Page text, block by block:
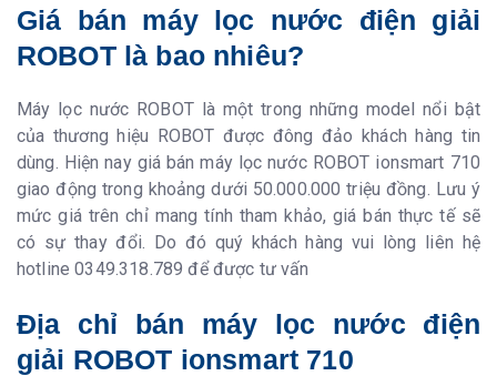
Giá bán máy lọc nước điện giải
ROBOT là bao nhiêu?
Máy lọc nước ROBOT là một trong những model nổi bật
của thương hiệu ROBOT được đông đảo khách hàng tin
dùng. Hiện nay giá bán máy lọc nước ROBOT ionsmart 710
giao động trong khoảng dưới 50.000.000 triệu đồng. Lưu ý
mức giá trên chỉ mang tính tham khảo, giá bán thực tế sẽ
có sự thay đổi. Do đó quý khách hàng vui lòng liên hệ
hotline 0349.318.789 để được tư vấn
Địa chỉ bán máy lọc nước điện
giải ROBOT ionsmart 710